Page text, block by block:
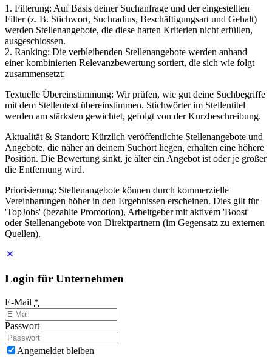
1. Filterung: Auf Basis deiner Suchanfrage und der eingestellten
Filter (z. B. Stichwort, Suchradius, Beschäftigungsart und Gehalt)
werden Stellenangebote, die diese harten Kriterien nicht erfüllen,
ausgeschlossen.
2. Ranking: Die verbleibenden Stellenangebote werden anhand
einer kombinierten Relevanzbewertung sortiert, die sich wie folgt
zusammensetzt:
Textuelle Übereinstimmung: Wir prüfen, wie gut deine Suchbegriffe
mit dem Stellentext übereinstimmen. Stichwörter im Stellentitel
werden am stärksten gewichtet, gefolgt von der Kurzbeschreibung.
Aktualität & Standort: Kürzlich veröffentlichte Stellenangebote und
Angebote, die näher an deinem Suchort liegen, erhalten eine höhere
Position. Die Bewertung sinkt, je älter ein Angebot ist oder je größer
die Entfernung wird.
Priorisierung: Stellenangebote können durch kommerzielle
Vereinbarungen höher in den Ergebnissen erscheinen. Dies gilt für
'TopJobs' (bezahlte Promotion), Arbeitgeber mit aktivem 'Boost'
oder Stellenangebote von Direktpartnern (im Gegensatz zu externen
Quellen).
Login für Unternehmen
E-Mail *
Passwort
Angemeldet bleiben